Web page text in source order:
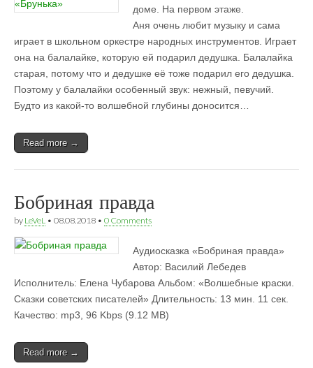
доме. На первом этаже.
Аня очень любит музыку и сама
играет в школьном оркестре народных инструментов. Играет
она на балалайке, которую ей подарил дедушка. Балалайка
старая, потому что и дедушке её тоже подарил его дедушка.
Поэтому у балалайки особенный звук: нежный, певучий.
Будто из какой-то волшебной глубины доносится…
Read more →
Бобриная правда
by LeVeL • 08.08.2018 • 0 Comments
Аудиосказка «Бобриная правда» 
Автор: Василий Лебедев
Исполнитель: Елена Чубарова Альбом: «Волшебные краски.
Сказки советских писателей» Длительность: 13 мин. 11 сек.
Качество: mp3, 96 Kbps (9.12 MB)
Read more →